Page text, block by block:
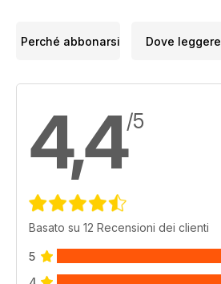
Perché abbonarsi Dove leggere
4,4/5
Basato su 12 Recensioni dei clienti
5